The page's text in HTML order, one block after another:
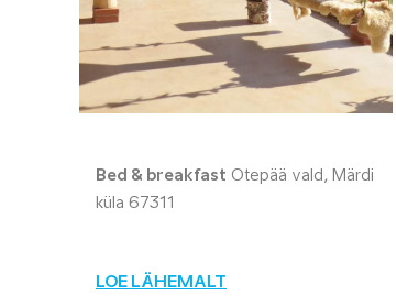
Bed & breakfast Otepää vald, Märdi
küla 67311
LOE LÄHEMALT